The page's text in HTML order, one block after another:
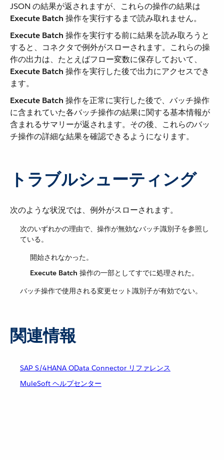
JSON の結果が返されますが、これらの操作の結果は ​
Execute Batch ​ 操作を実行するまで読み取れません。
Execute Batch ​ 操作を実行する前に結果を読み取ろうと
すると、コネクタで例外がスローされます。これらの操
作の出力は、たとえばフロー変数に保存しておいて、​
Execute Batch ​ 操作を実行した後で出力にアクセスでき
ます。
Execute Batch ​ 操作を正常に実行した後で、バッチ操作
に含まれていた各バッチ操作の結果に関する基本情報が
含まれるサマリーが返されます。その後、これらのバッ
チ操作の詳細な結果を確認できるようになります。
トラブルシューティング
次のような状況では、例外がスローされます。
次のいずれかの理由で、操作が無効なバッチ識別子を参照し
ている。
開始されなかった。
Execute Batch ​ 操作の一部としてすでに処理された。
バッチ操作で使用される変更セット識別子が有効でない。
関連情報
SAP S/4HANA OData Connector リファレンス
MuleSoft ヘルプセンター